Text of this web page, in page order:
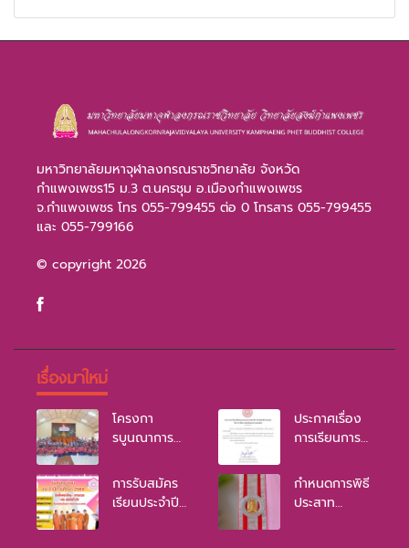
มหาวิทยาลัยมหาจุฬาลงกรณราชวิทยาลัย จังหวัด
กำแพงเพชร15 ม.3 ต.นครชุม อ.เมืองกำแพงเพชร
จ.กำแพงเพชร โทร 055-799455 ต่อ 0 โทรสาร 055-799455
และ 055-799166
© copyright 2026
เรื่องมาใหม่
โครงกา
รบูนณาการ
ประจำปี 2569
ประกาศเรื่อง
การเรียนการ
ออนไลน์
การรับสมัคร
เรียนประจำปี
กำหนดการพิธี
ประสาท